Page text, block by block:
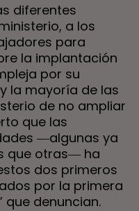
diferentes
a los
para
la implantación
por su
la mayoría de las
de no ampliar
que las
―algunas ya
que otras― ha
dos primeros
por la primera
que denuncian.